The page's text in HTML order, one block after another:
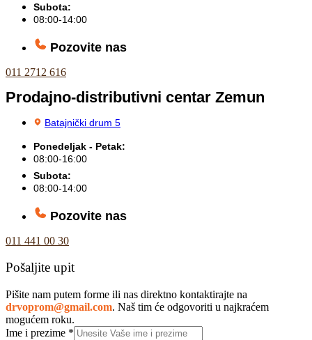
Subota:
08:00-14:00
Pozovite nas
011 2712 616
Prodajno-distributivni centar Zemun
Batajnički drum 5
Ponedeljak - Petak:
08:00-16:00
Subota:
08:00-14:00
Pozovite nas
011 441 00 30
Pošaljite upit
Pišite nam putem forme ili nas direktno kontaktirajte na
drvoprom@gmail.com. Naš tim će odgovoriti u najkraćem
mogućem roku.
Ime i prezime *